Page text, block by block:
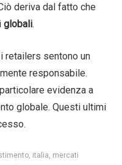
deriva dal fatto che
globali.
retailers sentono un
responsabile.
evidenza a
globale. Questi ultimi
italia mercati